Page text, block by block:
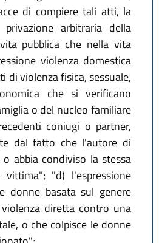
di compiere tali atti, la
arbitraria della
pubblica che nella vita
violenza domestica
di violenza fisica, sessuale,
che si verificano
o del nucleo familiare
coniugi o partner,
dal fatto che l'autore di
abbia condiviso la stessa
"d) l'espressione
donne basata sul genere
diretta contro una
o che colpisce le donne